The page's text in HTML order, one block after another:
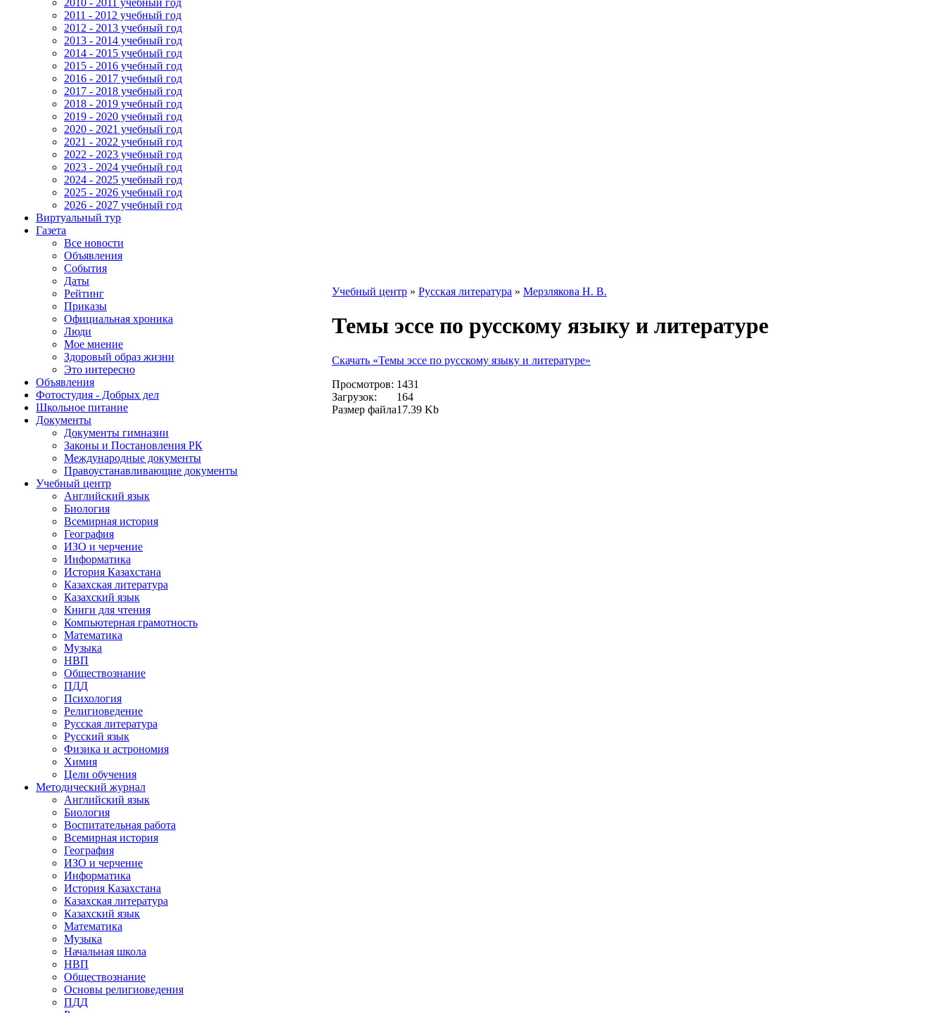
2010 - 2011 учебный год
2011 - 2012 учебный год
2012 - 2013 учебный год
2013 - 2014 учебный год
2014 - 2015 учебный год
2015 - 2016 учебный год
2016 - 2017 учебный год
2017 - 2018 учебный год
2018 - 2019 учебный год
2019 - 2020 учебный год
2020 - 2021 учебный год
2021 - 2022 учебный год
2022 - 2023 учебный год
2023 - 2024 учебный год
2024 - 2025 учебный год
2025 - 2026 учебный год
2026 - 2027 учебный год
Виртуальный тур
Газета
Все новости
Объявления
События
Даты
Рейтинг
Приказы
Официальная хроника
Люди
Мое мнение
Здоровый образ жизни
Это интересно
Объявления
Фотостудия - Добрых дел
Школьное питание
Документы
Документы гимназии
Законы и Постановления РК
Международные документы
Правоустанавливающие документы
Учебный центр
Английский язык
Биология
Всемирная история
География
ИЗО и черчение
Информатика
История Казахстана
Казахская литература
Казахский язык
Книги для чтения
Компьютерная грамотность
Математика
Музыка
НВП
Обществознание
ПДД
Психология
Религиоведение
Русская литература
Русский язык
Физика и астрономия
Химия
Цели обучения
Методический журнал
Английский язык
Биология
Воспитательная работа
Всемирная история
География
ИЗО и черчение
Информатика
История Казахстана
Казахская литература
Казахский язык
Математика
Музыка
Начальная школа
НВП
Обществознание
Основы религиоведения
ПДД
Учебный центр » Русская литература » Мерзлякова Н. В.
Темы эссе по русскому языку и литературе
Скачать «Темы эссе по русскому языку и литературе»
Просмотров: 1431
Загрузок:
164
Размер файла17.39 Kb